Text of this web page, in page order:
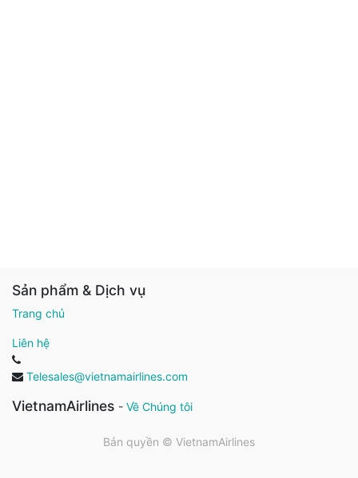
Sản phẩm & Dịch vụ
Trang chủ
Liên hệ
Telesales@vietnamairlines.com
VietnamAirlines - Về Chúng tôi
Bản quyền © VietnamAirlines